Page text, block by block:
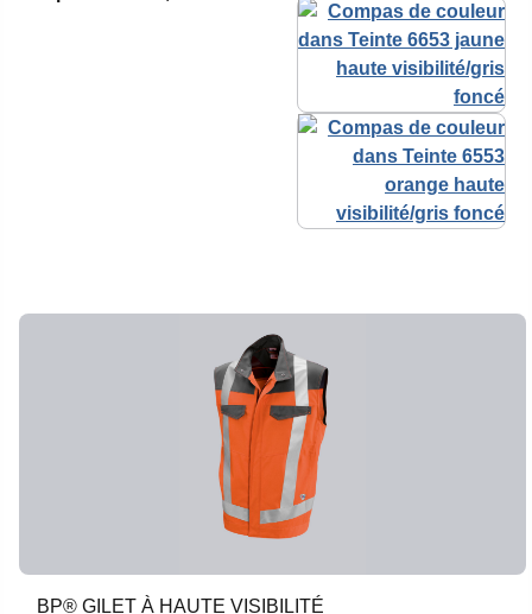
BP® GILET À HAUTE VISIBILITÉ